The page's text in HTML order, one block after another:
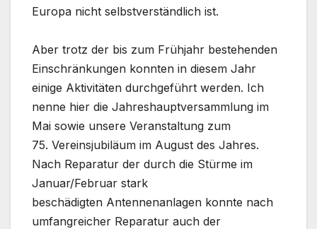
Europa nicht selbstverständlich ist.
Aber trotz der bis zum Frühjahr bestehenden
Einschränkungen konnten in diesem Jahr
einige Aktivitäten durchgeführt werden. Ich
nenne hier die Jahreshauptversammlung im
Mai sowie unsere Veranstaltung zum
75. Vereinsjubiläum im August des Jahres.
Nach Reparatur der durch die Stürme im
Januar/Februar stark
beschädigten Antennenanlagen konnte nach
umfangreicher Reparatur auch der